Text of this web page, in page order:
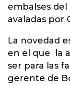
embalses
avaladas por
La novedad
en el que la
ser para las
gerente de